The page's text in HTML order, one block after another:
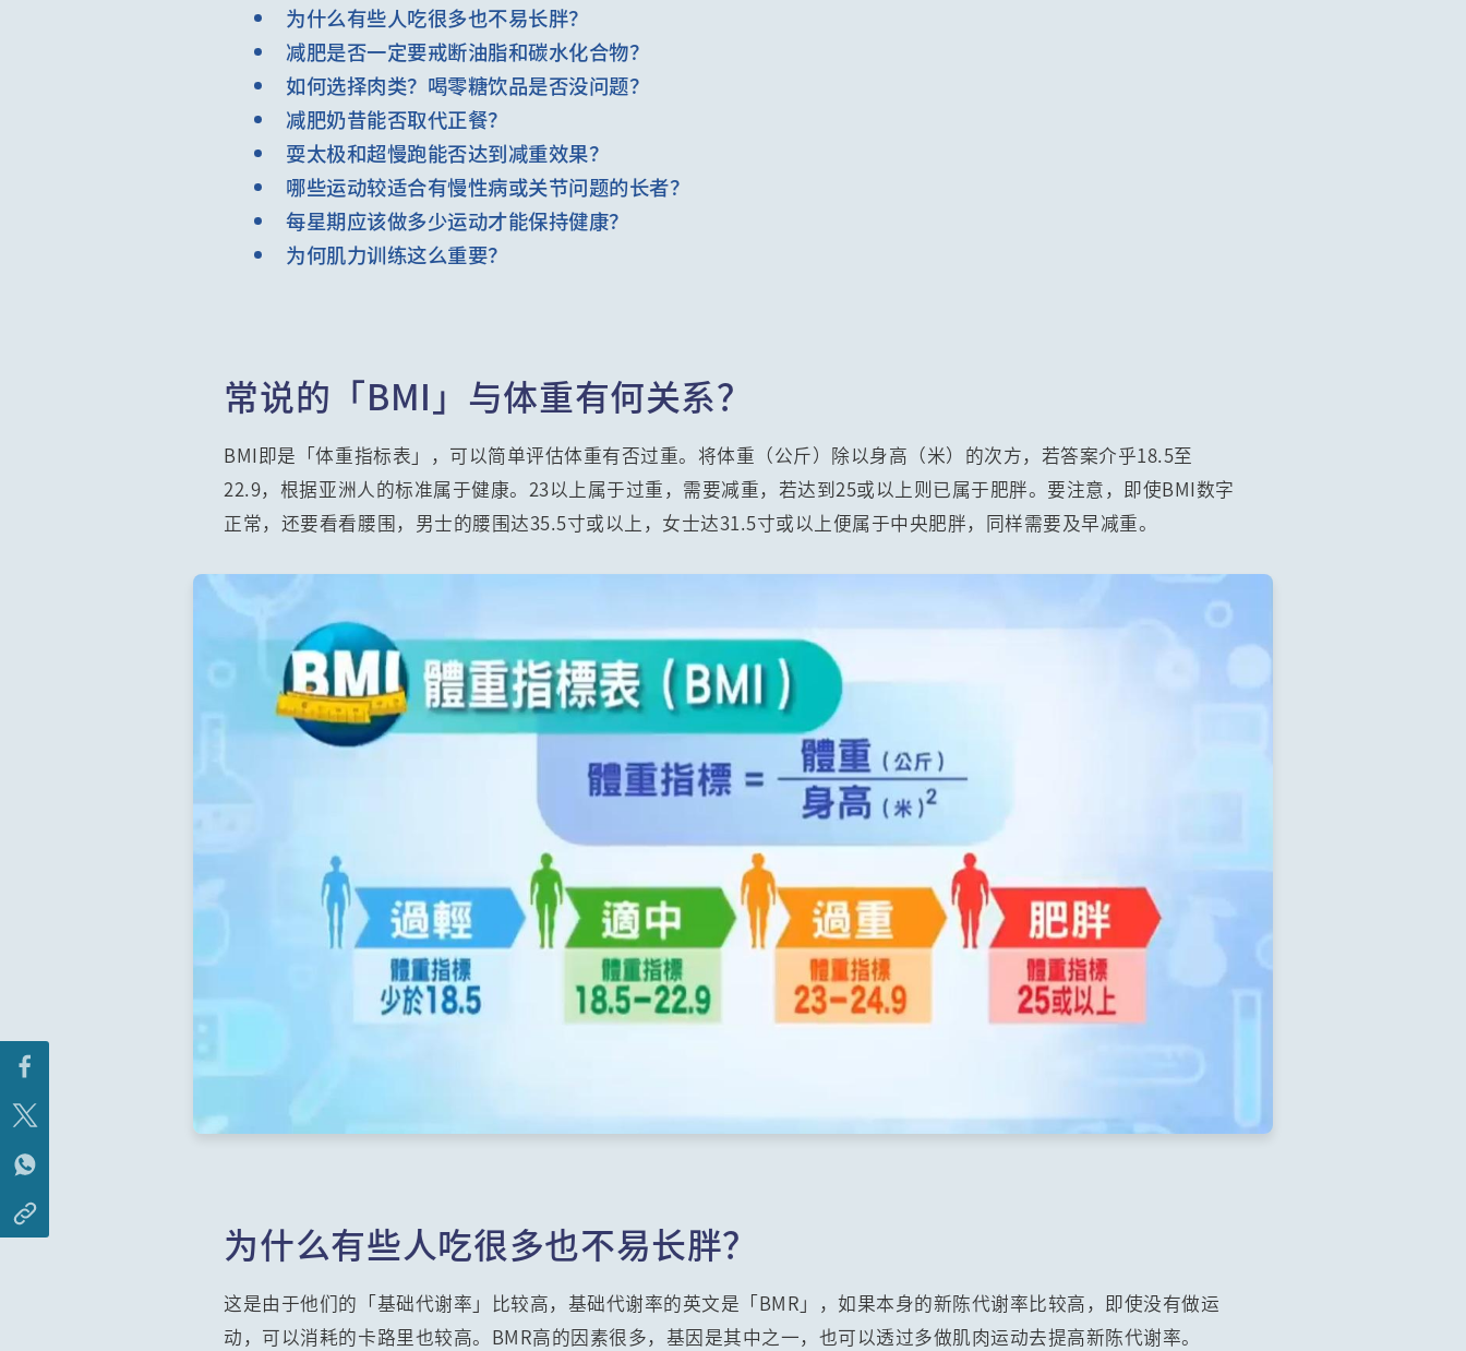
为什么有些人吃很多也不易长胖？
减肥是否一定要戒断油脂和碳水化合物？
如何选择肉类？喝零糖饮品是否没问题？
减肥奶昔能否取代正餐？
耍太极和超慢跑能否达到减重效果？
哪些运动较适合有慢性病或关节问题的长者？
每星期应该做多少运动才能保持健康？
为何肌力训练这么重要？
常说的「BMI」与体重有何关系？
BMI即是「体重指标表」，可以简单评估体重有否过重。将体重（公斤）除以身高（米）的次方，若答案介乎18.5至
22.9，根据亚洲人的标准属于健康。23以上属于过重，需要减重，若达到25或以上则已属于肥胖。要注意，即使BMI数字
正常，还要看看腰围，男士的腰围达35.5寸或以上，女士达31.5寸或以上便属于中央肥胖，同样需要及早减重。
为什么有些人吃很多也不易长胖？
这是由于他们的「基础代谢率」比较高，基础代谢率的英文是「BMR」，如果本身的新陈代谢率比较高，即使没有做运
动，可以消耗的卡路里也较高。BMR高的因素很多，基因是其中之一，也可以透过多做肌肉运动去提高新陈代谢率。